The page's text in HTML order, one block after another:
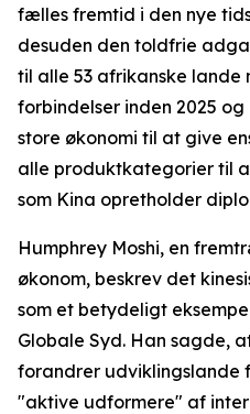
fælles fremtid i den nye
desuden den toldfrie
til alle 53 afrikanske lande
forbindelser inden 2025
store økonomi til at give
alle produktkategorier til
som Kina opretholder
Humphrey Moshi, en
økonom, beskrev det
som et betydeligt
Globale Syd. Han sagde,
forandrer udviklingslande
"aktive udformere" af